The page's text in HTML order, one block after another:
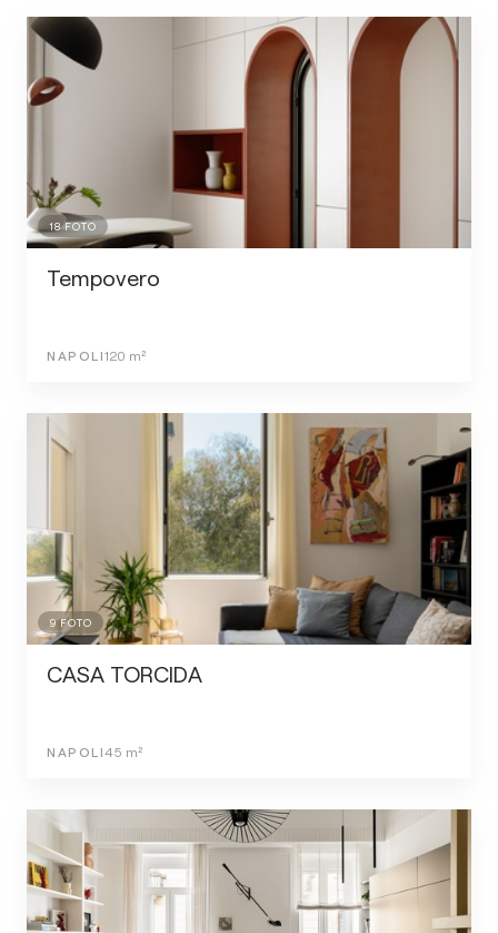
18FOTO
Tempovero
NAPOLI120 m²
9FOTO
CASA TORCIDA
NAPOLI45 m²